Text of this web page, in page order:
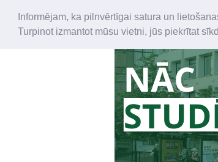
Informējam, ka pilnvērtīgai satura un
Turpinot izmantot mūsu vietni, jūs piekrītat